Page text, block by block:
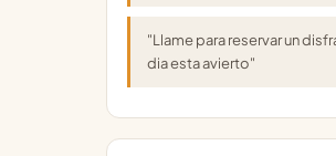
"Llame para reservar un
dia esta avierto"